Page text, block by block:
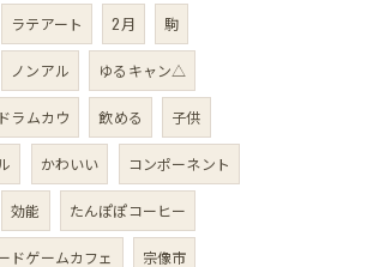
ラテアート 2月 駒
ノンアル ゆるキャン△
ラムカウ 飲める 子供
かわいい コンポーネント
効能 たんぽぽコーヒー
ドゲームカフェ 宗像市